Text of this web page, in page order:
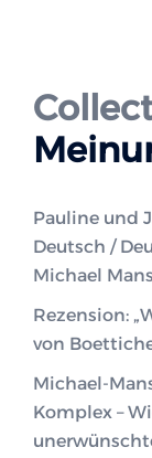
Pauline und
Deutsch /
Michael
Rezension:
von
Michael-
Komplex –